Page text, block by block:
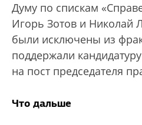
Думу по спискам
Игорь Зотов и Николай
были исключены из
поддержали
на пост председателя
Что дальше